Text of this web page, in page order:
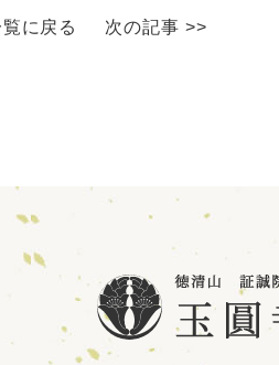
に戻る 次の記事 >>